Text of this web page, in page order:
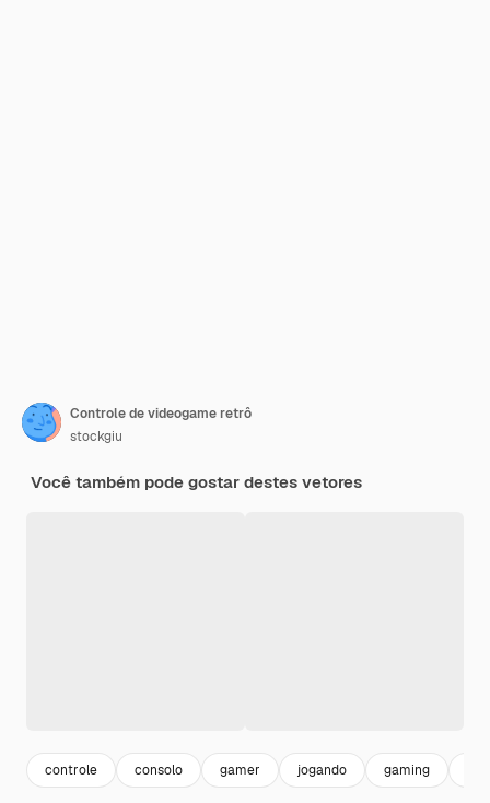
Controle de videogame retrô
stockgiu
Você também pode gostar destes vetores
controle consolo gamer jogando gaming